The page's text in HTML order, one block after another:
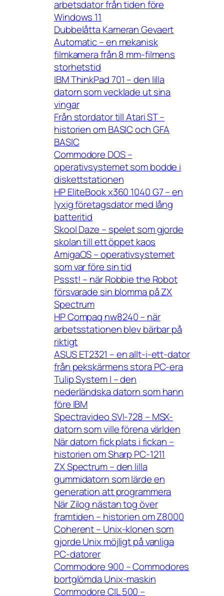
arbetsdator från tiden före
Windows 11
Dubbelåtta Kameran Gevaert
Automatic – en mekanisk
filmkamera från 8 mm-filmens
storhetstid
IBM ThinkPad 701 – den lilla
datorn som vecklade ut sina
vingar
Från stordator till Atari ST –
historien om BASIC och GFA
BASIC
Commodore DOS –
operativsystemet som bodde i
diskettstationen
HP EliteBook x360 1040 G7 – en
lyxig företagsdator med lång
batteritid
Skool Daze – spelet som gjorde
skolan till ett öppet kaos
AmigaOS – operativsystemet
som var före sin tid
Pssst! – när Robbie the Robot
försvarade sin blomma på ZX
Spectrum
HP Compaq nw8240 – när
arbetsstationen blev bärbar på
riktigt
ASUS ET2321 – en allt-i-ett-dator
från pekskärmens stora PC-era
Tulip System I – den
nederländska datorn som hann
före IBM
Spectravideo SVI-728 – MSX-
datorn som ville förena världen
När datorn fick plats i fickan –
historien om Sharp PC-1211
ZX Spectrum – den lilla
gummidatorn som lärde en
generation att programmera
När Zilog nästan tog över
framtiden – historien om Z8000
Coherent – Unix-klonen som
gjorde Unix möjligt på vanliga
PC-datorer
Commodore 900 – Commodores
bortglömda Unix-maskin
Commodore CIL 500 –